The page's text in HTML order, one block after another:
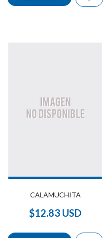
CALAMUCHITA
$12.83 USD